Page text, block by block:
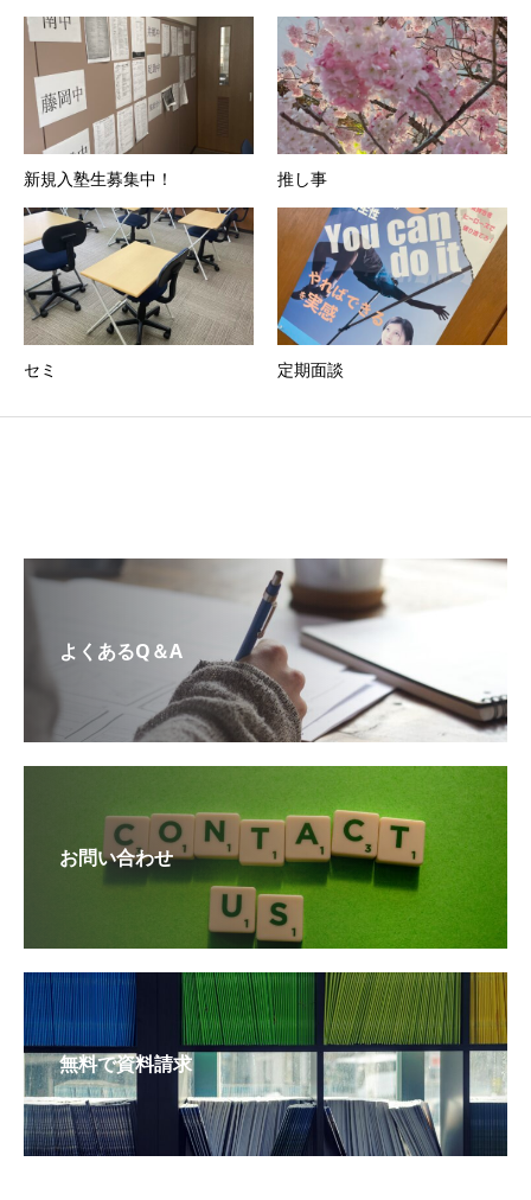
新規入塾生募集中！ 推し事
セミ 定期面談
よくあるQ＆A
お問い合わせ
無料で資料請求